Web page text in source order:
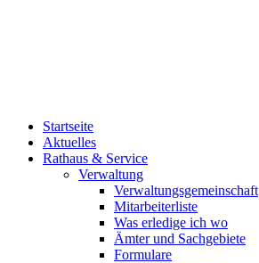
Startseite
Aktuelles
Rathaus & Service
Verwaltung
Verwaltungsgemeinschaft
Mitarbeiterliste
Was erledige ich wo
Ämter und Sachgebiete
Formulare